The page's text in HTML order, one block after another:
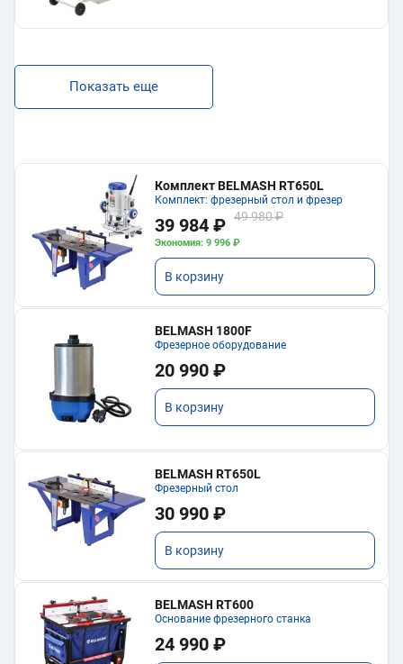
Показать еще
Комплект BELMASH RT650L
Комплект: фрезерный стол и фрезер
39 984 ₽ 49 980 ₽
Экономия: 9 996 ₽
В корзину
BELMASH 1800F
Фрезерное оборудование
20 990 ₽
В корзину
BELMASH RT650L
Фрезерный стол
30 990 ₽
В корзину
BELMASH RT600
Основание фрезерного станка
24 990 ₽